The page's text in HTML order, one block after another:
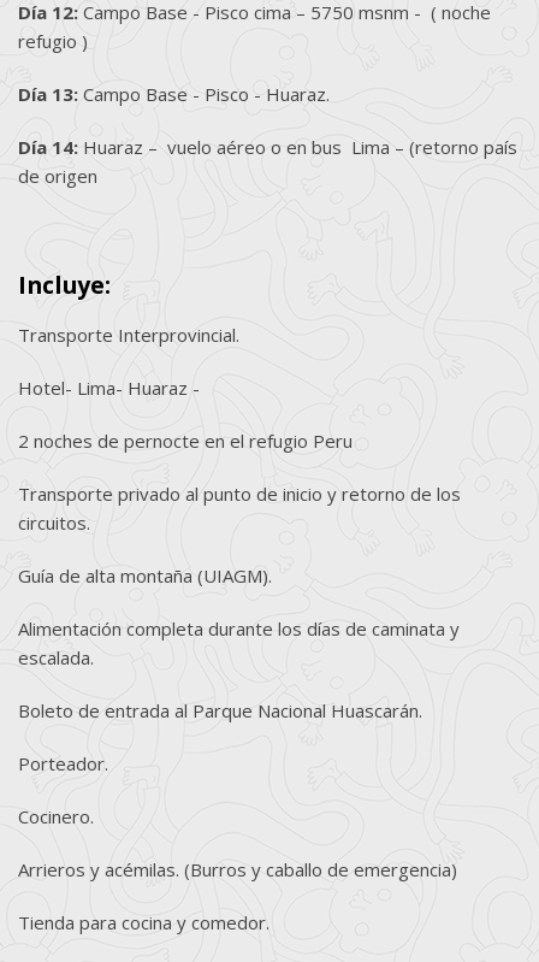
Día 12: Campo Base - Pisco cima – 5750 msnm - ( noche
refugio )
Día 13: Campo Base - Pisco - Huaraz.
Día 14: Huaraz – vuelo aéreo o en bus Lima – (retorno país
de origen
Incluye:
Transporte Interprovincial.
Hotel- Lima- Huaraz -
2 noches de pernocte en el refugio Peru
Transporte privado al punto de inicio y retorno de los
circuitos.
Guía de alta montaña (UIAGM).
Alimentación completa durante los días de caminata y
escalada.
Boleto de entrada al Parque Nacional Huascarán.
Porteador.
Cocinero.
Arrieros y acémilas. (Burros y caballo de emergencia)
Tienda para cocina y comedor.